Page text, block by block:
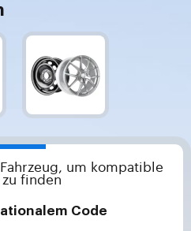
um kompatible
finden
Code